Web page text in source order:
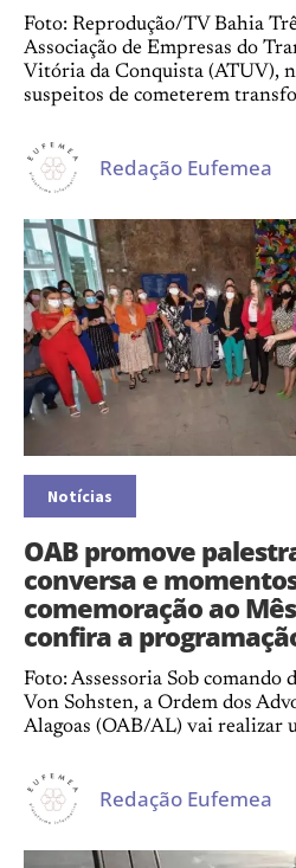
Foto: Reprodução/TV Bahia
Associação de Empresas do
Vitória da Conquista (ATUV),
suspeitos de cometerem
Redação Eufemea
Notícias
OAB promove
conversa e
comemoração ao
confira a
Foto: Assessoria Sob comando
Von Sohsten, a Ordem dos
Alagoas (OAB/AL) vai realizar
Redação Eufemea